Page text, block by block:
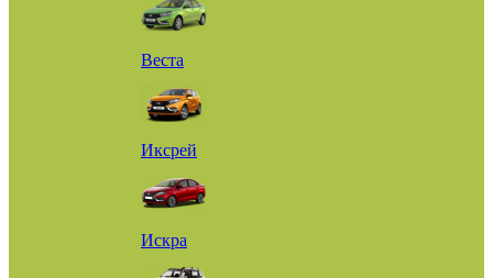
Веста
Иксрей
Искра